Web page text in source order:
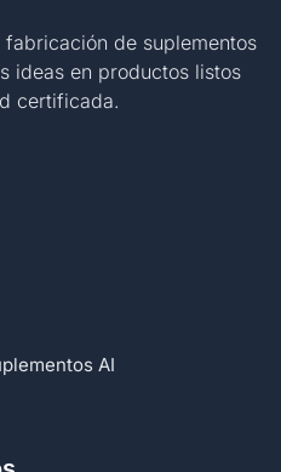
de suplementos
ideas en productos listos
certificada.
AI